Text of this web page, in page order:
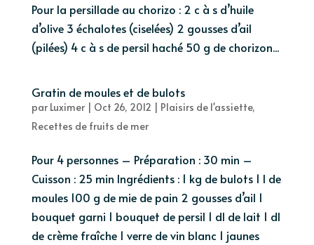
Pour la persillade au chorizo : 2 c à s d’huile
d’olive 3 échalotes (ciselées) 2 gousses d’ail
(pilées) 4 c à s de persil haché 50 g de chorizon...
Gratin de moules et de bulots
par Luximer| Oct 26, 2012 | Plaisirs de l'assiette,
Recettes de fruits de mer
Pour 4 personnes – Préparation : 30 min –
Cuisson : 25 min Ingrédients : 1 kg de bulots 1 l de
moules 100 g de mie de pain 2 gousses d’ail 1
bouquet garni 1 bouquet de persil 1 dl de lait 1 dl
de crème fraîche 1 verre de vin blanc 1 jaunes